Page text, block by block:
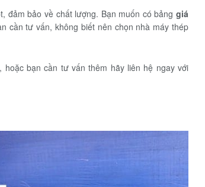
đảm bảo về chất lượng. Bạn muốn có bảnggiá
cần tư vấn, không biết nên chọn nhà máy thép
, hoặc bạn cần tư vấn thêm hãy liên hệ ngay với